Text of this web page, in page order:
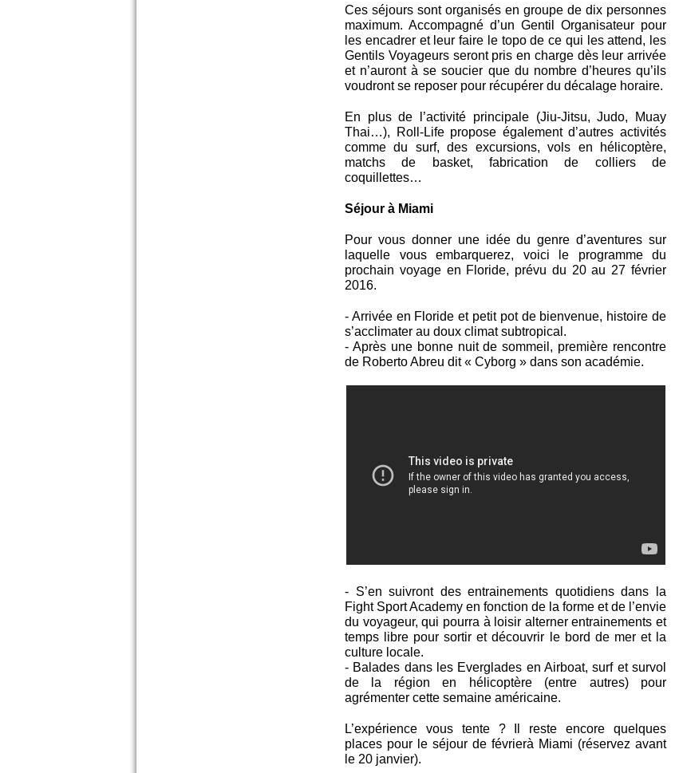
Ces séjours sont organisés en groupe de dix personnes
maximum. Accompagné d’un Gentil Organisateur pour
les encadrer et leur faire le topo de ce qui les attend, les
Gentils Voyageurs seront pris en charge dès leur arrivée
et n’auront à se soucier que du nombre d’heures qu’ils
voudront se reposer pour récupérer du décalage horaire.
En plus de l’activité principale (Jiu-Jitsu, Judo, Muay
Thai…), Roll-Life propose également d’autres activités
comme du surf, des excursions, vols en hélicoptère,
matchs de basket, fabrication de colliers de
coquillettes…
Séjour à Miami
Pour vous donner une idée du genre d’aventures sur
laquelle vous embarquerez, voici le programme du
prochain voyage en Floride, prévu du 20 au 27 février
2016.
- Arrivée en Floride et petit pot de bienvenue, histoire de
s’acclimater au doux climat subtropical.
- Après une bonne nuit de sommeil, première rencontre
de Roberto Abreu dit « Cyborg » dans son académie.
- S’en suivront des entrainements quotidiens dans la
Fight Sport Academy en fonction de la forme et de l’envie
du voyageur, qui pourra à loisir alterner entrainements et
temps libre pour sortir et découvrir le bord de mer et la
culture locale.
- Balades dans les Everglades en Airboat, surf et survol
de la région en hélicoptère (entre autres) pour
agrémenter cette semaine américaine.
L’expérience vous tente ? Il reste encore quelques
places pour le séjour de févrierà Miami (réservez avant
le 20 janvier).